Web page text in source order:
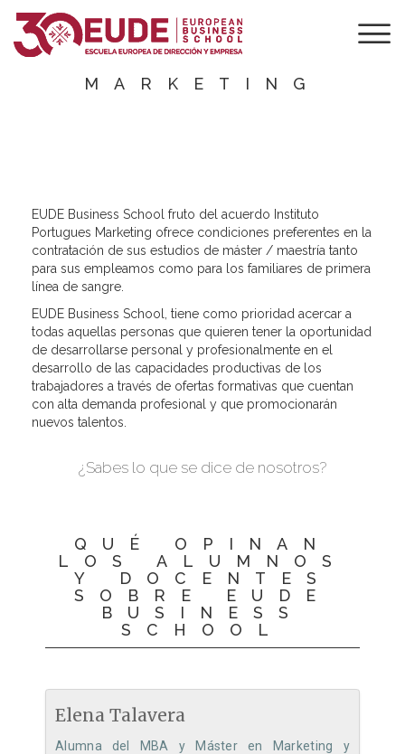
INSTITUTO
MARKETING
EUDE Business School fruto del acuerdo Instituto
Portugues Marketing ofrece condiciones preferentes en la
contratación de sus estudios de máster / maestría tanto
para sus empleamos como para los familiares de primera
línea de sangre.
EUDE Business School, tiene como prioridad acercar a
todas aquellas personas que quieren tener la oportunidad
de desarrollarse personal y profesionalmente en el
desarrollo de las capacidades productivas de los
trabajadores a través de ofertas formativas que cuentan
con alta demanda profesional y que promocionarán
nuevos talentos.
¿Sabes lo que se dice de nosotros?
QUÉ OPINAN
LOS ALUMNOS
Y DOCENTES
SOBRE EUDE
BUSINESS
SCHOOL
Elena Talavera
Alumna del MBA y Máster en Marketing y